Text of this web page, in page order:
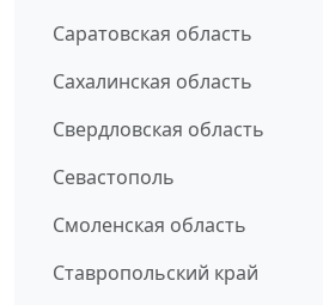
Саратовская область
Сахалинская область
Свердловская область
Севастополь
Смоленская область
Ставропольский край